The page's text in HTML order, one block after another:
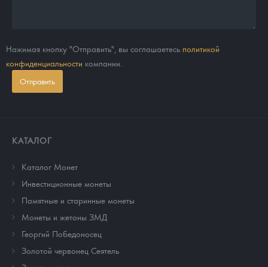
Нажимая кнопку "Отправить", вы соглашаетесь политикой
конфиденциальности компании.
Отправить
КАТАЛОГ
Каталог Монет
Инвестиционные монеты
Памятные и старинные монеты
Монеты и жетоны ЗМД
Георгий Победоносец
Золотой червонец Сеятель